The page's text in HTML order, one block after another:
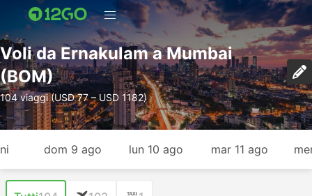
Voli da Ernakulam a Mumbai
(BOM)
104 viaggi (USD 77 – USD 1182)
dom 9 ago lun 10 ago mar 11 ago